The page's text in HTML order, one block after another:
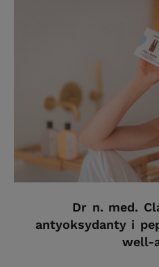
Dr n. med.
antyoksydanty i
well-